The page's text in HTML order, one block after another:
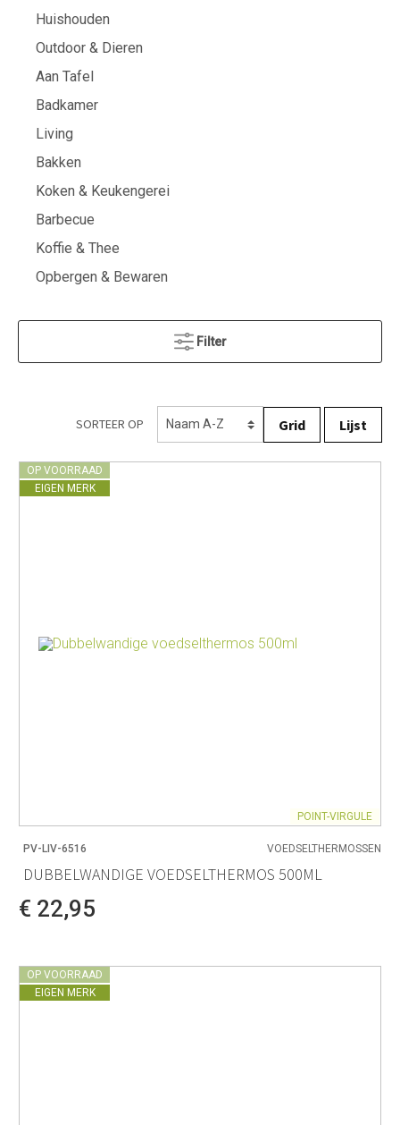
Huishouden
Outdoor & Dieren
Aan Tafel
Badkamer
Living
Bakken
Koken & Keukengerei
Barbecue
Koffie & Thee
Opbergen & Bewaren
Filter
SORTEER OP Grid Lijst
OP VOORRAAD
EIGEN MERK
POINT-VIRGULE
PV-LIV-6516 VOEDSELTHERMOSSEN
DUBBELWANDIGE VOEDSELTHERMOS 500ML
€ 22,95
OP VOORRAAD
EIGEN MERK